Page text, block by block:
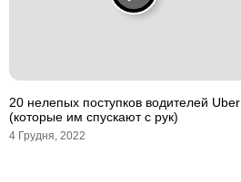
20 нелепых поступков водителей Uber
(которые им спускают с рук)
4 Грудня, 2022